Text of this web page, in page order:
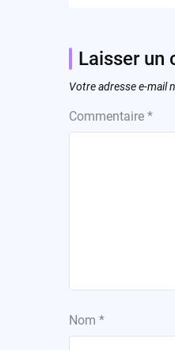
Laisser un
Votre adresse e-mail
Commentaire *
Nom *